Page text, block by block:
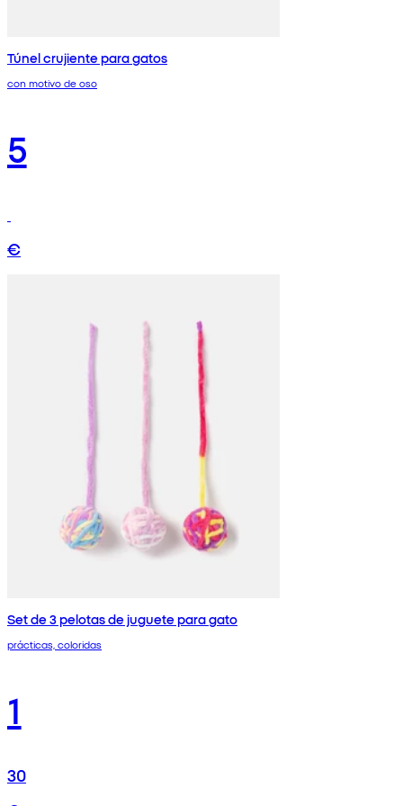
Túnel crujiente para gatos
con motivo de oso
5
€
Set de 3 pelotas de juguete para gato
prácticas, coloridas
1
30